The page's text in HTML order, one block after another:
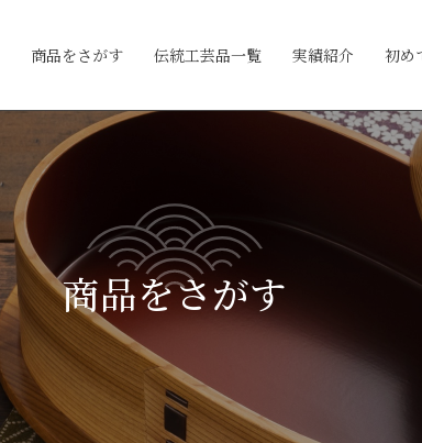
商品をさがす 伝統工芸品一覧 実績紹介 初め
商品をさがす